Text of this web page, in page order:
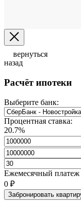
вернуться
назад
Расчёт ипотеки
Выберите банк:
Процентная ставка:
20.7%
Ежемесячный платеж
0 ₽
Забронировать